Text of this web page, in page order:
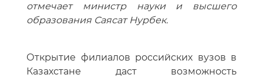
отмечает министр науки и высшего
образования Саясат Нурбек.
Открытие филиалов российских вузов в
Казахстане даст возможность